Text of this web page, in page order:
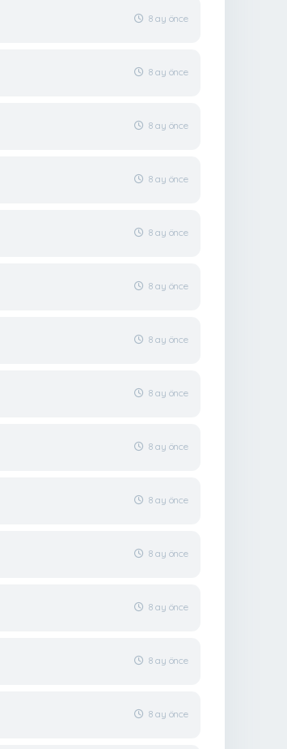
8 ay önce
8 ay önce
8 ay önce
8 ay önce
8 ay önce
8 ay önce
8 ay önce
8 ay önce
8 ay önce
8 ay önce
8 ay önce
8 ay önce
8 ay önce
8 ay önce